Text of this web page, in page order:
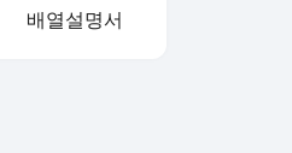
배열설명서